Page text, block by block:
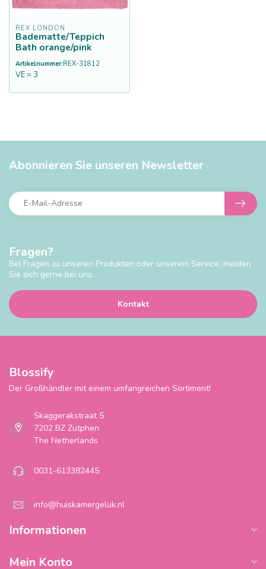
REX LONDON
Badematte/Teppich
Bath orange/pink
Artikelnummer:REX-31812
VE = 3
Fragen?
Bei Fragen zu unseren Produkten oder unserem Service, melden
Sie sich gerne bei uns.
Kontakt
Abonnieren Sie unseren Newsletter
Blossify
Der Großhändler mit einem umfangreichen Sortiment!
Skaggerakstraat 5
7202 BZ Zutphen
The Netherlands
0031-613382445
info@huiskamergeluk.nl
Informationen
Mein Konto